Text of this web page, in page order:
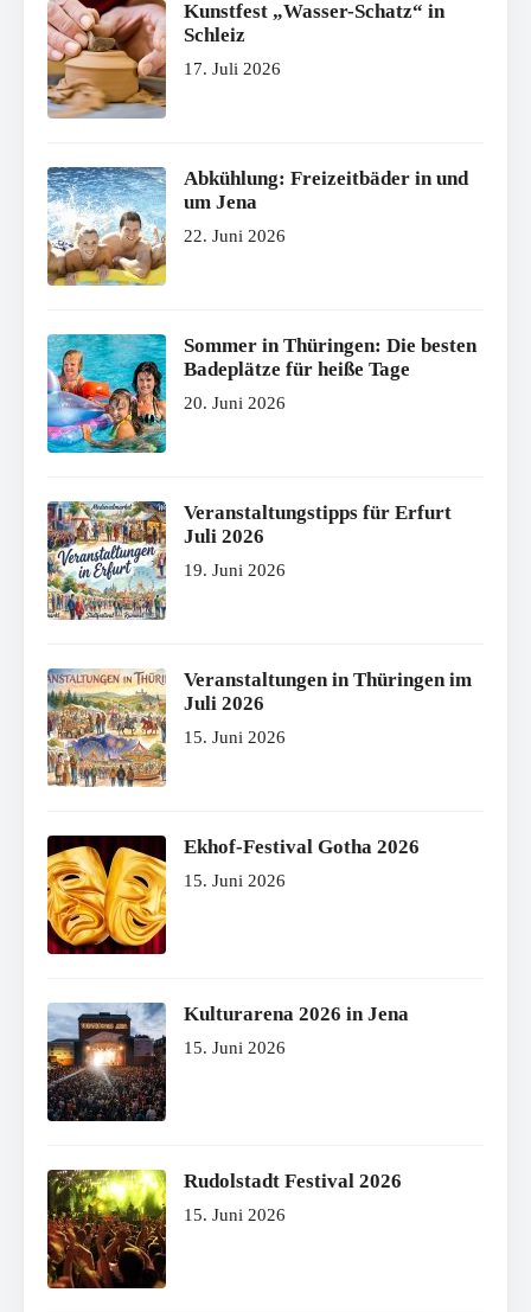
Kunstfest „Wasser-Schatz“ in
Schleiz
17. Juli 2026
Abkühlung: Freizeitbäder in und
um Jena
22. Juni 2026
Sommer in Thüringen: Die besten
Badeplätze für heiße Tage
20. Juni 2026
Veranstaltungstipps für Erfurt
Juli 2026
19. Juni 2026
Veranstaltungen in Thüringen im
Juli 2026
15. Juni 2026
Ekhof-Festival Gotha 2026
15. Juni 2026
Kulturarena 2026 in Jena
15. Juni 2026
Rudolstadt Festival 2026
15. Juni 2026